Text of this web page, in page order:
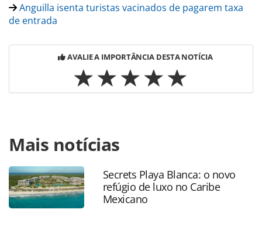
Anguilla isenta turistas vacinados de pagarem taxa
de entrada
AVALIE A IMPORTÂNCIA DESTA NOTÍCIA
https://www.panrotas.com.br/aviacao/novas-
rotas/2021/07/american-airlines-tera-voo-entre-anguilla-e-
miami-a-partir-de-dezembro_183139.html ou as
ferramentas oferecidas na página. Todo o conteúdo
produzido pela PANROTAS Editora é protegido pela
legislação brasileira sobre direito autoral. Não reproduza o
Mais notícias
Secrets Playa Blanca: o novo
refúgio de luxo no Caribe
Mexicano